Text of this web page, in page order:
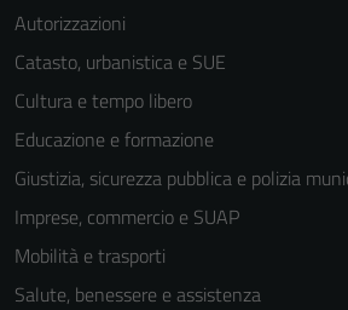
Autorizzazioni
Catasto, urbanistica e SUE
Cultura e tempo libero
Educazione e formazione
Giustizia, sicurezza pubblica e polizia
Imprese, commercio e SUAP
Mobilità e trasporti
Salute, benessere e assistenza